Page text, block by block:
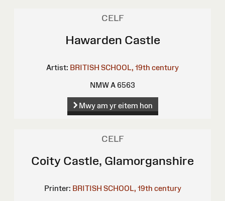
CELF
Hawarden Castle
Artist: BRITISH SCHOOL, 19th century
NMW A 6563
Mwy am yr eitem hon
CELF
Coity Castle, Glamorganshire
Printer: BRITISH SCHOOL, 19th century